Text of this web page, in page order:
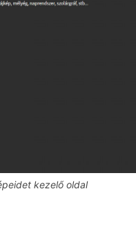
kezelő oldal